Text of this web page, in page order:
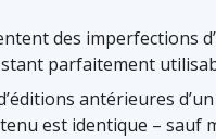
des imperfections
parfaitement
antérieures
est identique – sauf